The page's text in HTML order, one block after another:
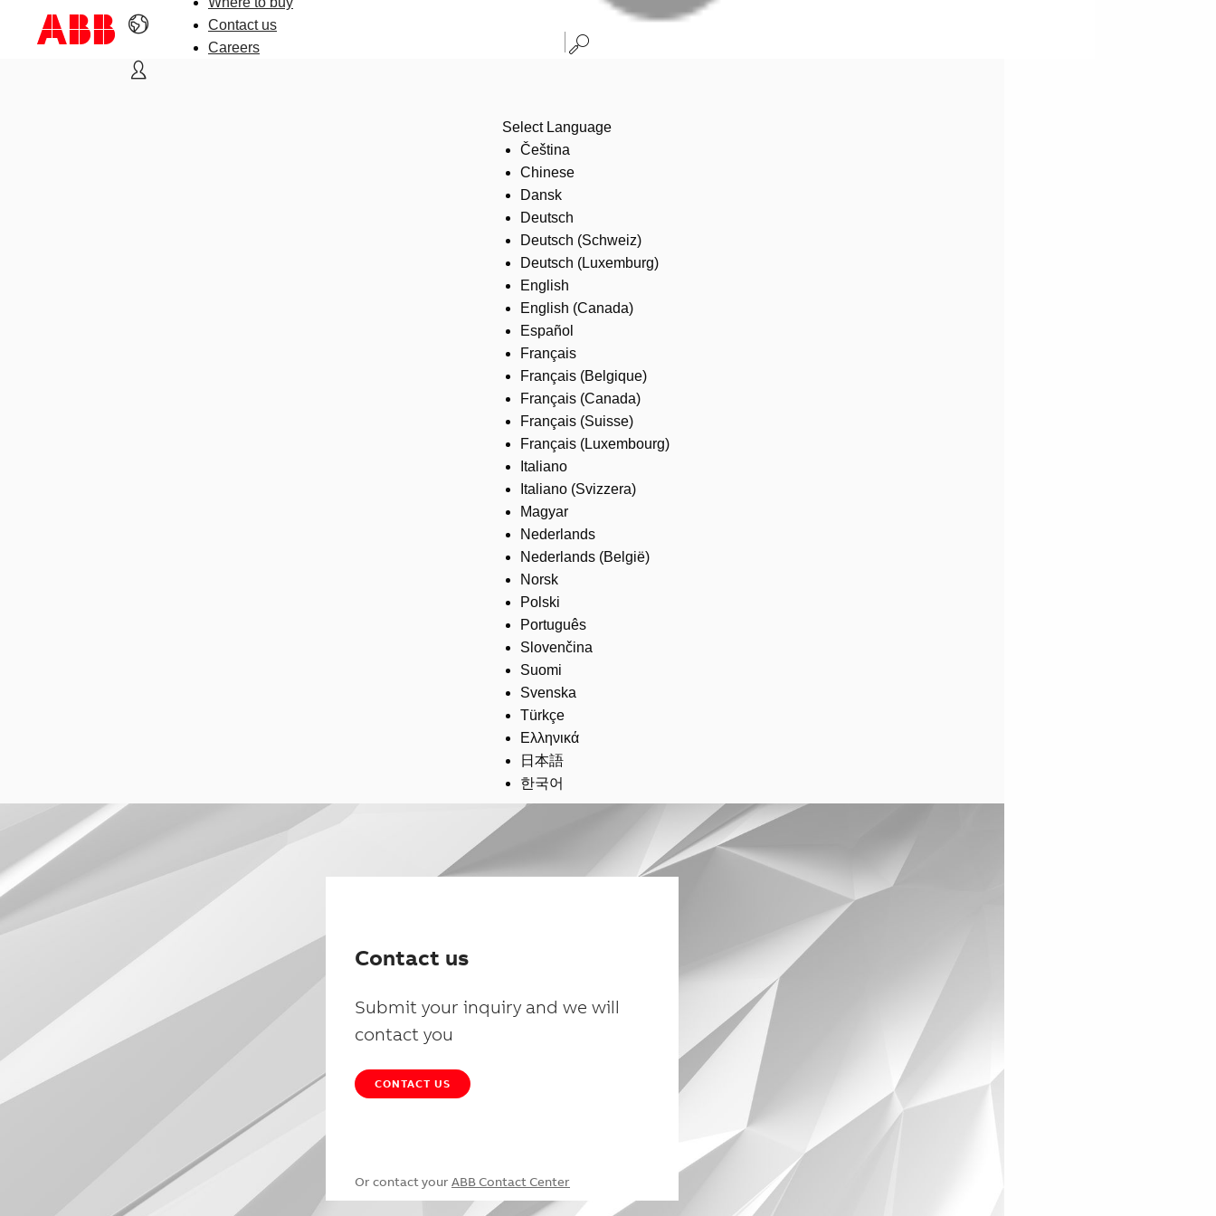
Contact us
Careers
Select Language
Čeština
Chinese
Dansk
Deutsch
Deutsch (Schweiz)
Deutsch (Luxemburg)
English
English (Canada)
Español
Français
Français (Belgique)
Français (Canada)
Français (Suisse)
Français (Luxembourg)
Italiano
Italiano (Svizzera)
Magyar
Nederlands
Nederlands (België)
Norsk
Polski
Português
Slovenčina
Suomi
Svenska
Türkçe
Ελληνικά
日本語
한국어
Contact us
Submit your inquiry and we will
contact you
CONTACT US
Or contact your ABB Contact Center